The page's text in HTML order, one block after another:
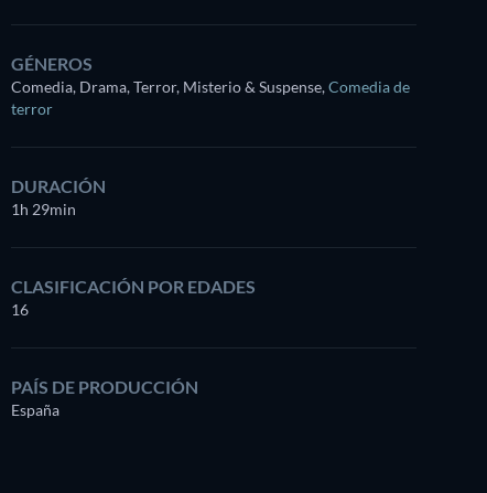
GÉNEROS
Comedia, Drama, Terror, Misterio & Suspense,Comedia de
terror
DURACIÓN
1h 29min
CLASIFICACIÓN POR EDADES
16
PAÍS DE PRODUCCIÓN
España